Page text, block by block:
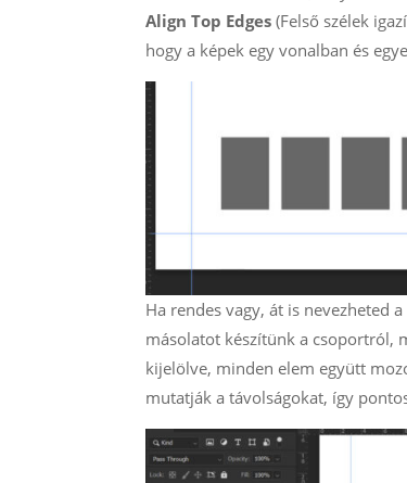
Align Top Edges (Felső szélek
hogy a képek egy vonalban és
Ha rendes vagy, át is nevezheted
másolatot készítünk a csoportról,
kijelölve, minden elem együtt
mutatják a távolságokat, így